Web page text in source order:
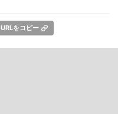
URLをコピー